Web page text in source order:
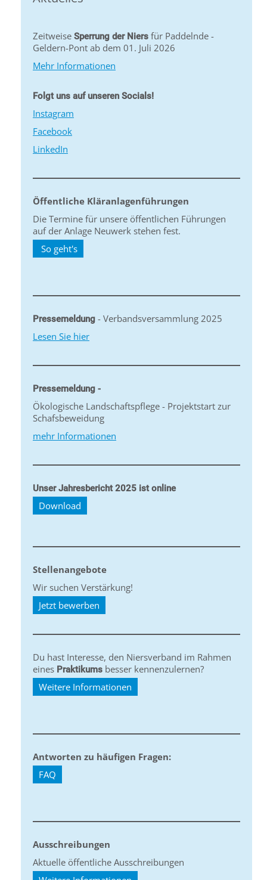
Zeitweise Sperrung der Niers für Paddelnde -
Geldern-Pont ab dem 01. Juli 2026
Mehr Informationen
Folgt uns auf unseren Socials!
Instagram
Facebook
LinkedIn
Öffentliche Kläranlagenführungen
Die Termine für unsere öffentlichen Führungen
auf der Anlage Neuwerk stehen fest.
So geht's
Pressemeldung - Verbandsversammlung 2025
Lesen Sie hier
Pressemeldung -
Ökologische Landschaftspflege - Projektstart zur
Schafsbeweidung
mehr Informationen
Unser Jahresbericht 2025 ist online
Download
Stellenangebote
Wir suchen Verstärkung!
Jetzt bewerben
Du hast Interesse, den Niersverband im Rahmen
eines Praktikums besser kennenzulernen?
Weitere Informationen
Antworten zu häufigen Fragen:
FAQ
Ausschreibungen
Aktuelle öffentliche Ausschreibungen